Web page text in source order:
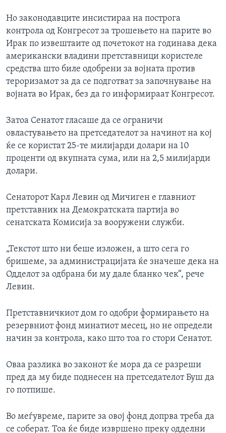
Но законодавците инсистираа на построга
контрола од Конгресот за трошењето на парите во
Ирак по извештаите од почетокот на годинава дека
американски владини претставници користеле
средства што биле одобрени за војната против
тероризамот за да се подготват за започнување на
војната во Ирак, без да го информираат Конгресот.
Затоа Сенатот гласаше да се ограничи
овластувањето на претседателот за начинот на кој
ќе се користат 25-те милијарди долари на 10
проценти од вкупната сума, или на 2,5 милијарди
долари.
Сенаторот Карл Левин од Мичиген е главниот
претставник на Демократската партија во
сенатската Комисија за вооружени служби.
„Текстот што ни беше изложен, а што сега го
бришеме, за администрацијата ќе значеше дека на
Одделот за одбрана би му дале бланко чек“, рече
Левин.
Претставничкиот дом го одобри формирањето на
резервниот фонд минатиот месец, но не определи
начин за контрола, како што тоа го стори Сенатот.
Оваа разлика во законот ќе мора да се разреши
пред да му биде поднесен на претседателот Буш да
го потпише.
Во меѓувреме, парите за овој фонд допрва треба да
се соберат. Тоа ќе биде извршено преку одделни